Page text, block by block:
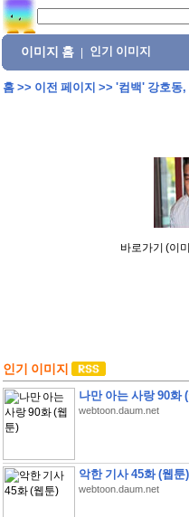
이미지 홈 인기 이미지
홈>> 이전 페이지 >> '컴백' 강호동,
바로가기 (이
인기 이미지
나만 아는 사랑 90화
webtoon.daum.net
악한 기사 45화 (웹툰)
webtoon.daum.net